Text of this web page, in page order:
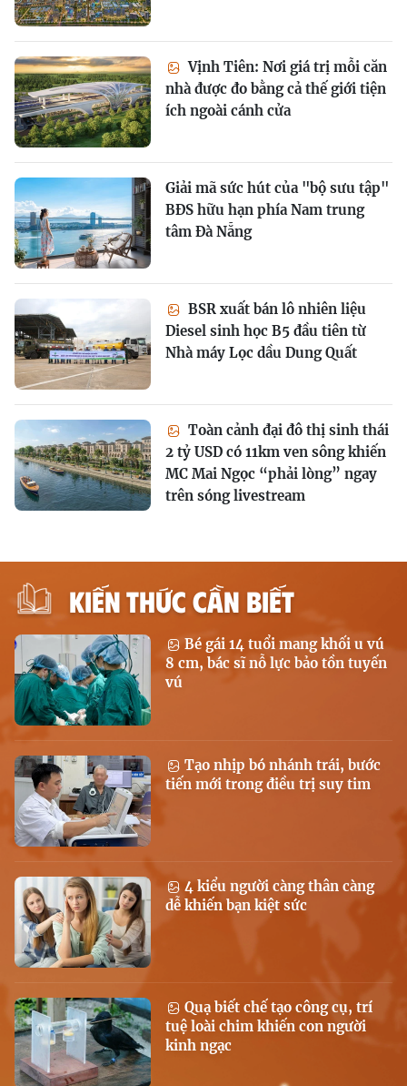
Vịnh Tiên: Nơi giá trị mỗi căn
nhà được đo bằng cả thế giới tiện
ích ngoài cánh cửa
Giải mã sức hút của "bộ sưu tập"
BĐS hữu hạn phía Nam trung
tâm Đà Nẵng
BSR xuất bán lô nhiên liệu
Diesel sinh học B5 đầu tiên từ
Nhà máy Lọc dầu Dung Quất
Toàn cảnh đại đô thị sinh thái
2 tỷ USD có 11km ven sông khiến
MC Mai Ngọc “phải lòng” ngay
trên sóng livestream
KIẾN THỨC CẦN BIẾT
Bé gái 14 tuổi mang khối u vú
8 cm, bác sĩ nỗ lực bảo tồn tuyến
vú
Tạo nhịp bó nhánh trái, bước
tiến mới trong điều trị suy tim
4 kiểu người càng thân càng
dễ khiến bạn kiệt sức
Quạ biết chế tạo công cụ, trí
tuệ loài chim khiến con người
kinh ngạc